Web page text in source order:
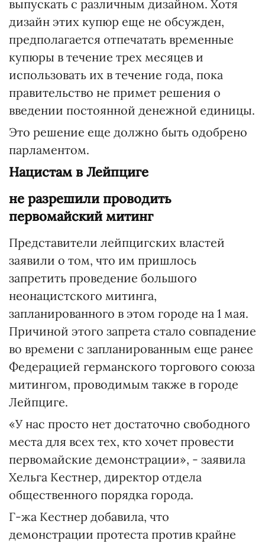
выпускать с различным дизайном. Хотя
дизайн этих купюр еще не обсужден,
предполагается отпечатать временные
купюры в течение трех месяцев и
использовать их в течение года, пока
правительство не примет решения о
введении постоянной денежной единицы.
Это решение еще должно быть одобрено
парламентом.
Нацистам в Лейпциге
не разрешили проводить
первомайский митинг
Представители лейпцигских властей
заявили о том, что им пришлось
запретить проведение большого
неонацистского митинга,
запланированного в этом городе на 1 мая.
Причиной этого запрета стало совпадение
во времени с запланированным еще ранее
Федерацией германского торгового союза
митингом, проводимым также в городе
Лейпциге.
«У нас просто нет достаточно свободного
места для всех тех, кто хочет провести
первомайские демонстрации», - заявила
Хельга Кестнер, директор отдела
общественного порядка города.
Г-жа Кестнер добавила, что
демонстрации протеста против крайне